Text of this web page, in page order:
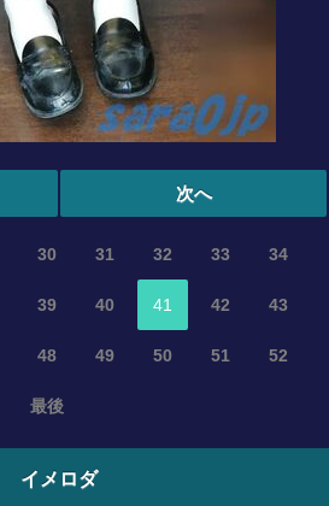
次へ
30 31 32 33 34
39 40 41 42 43
48 49 50 51 52
最後
イメロダ